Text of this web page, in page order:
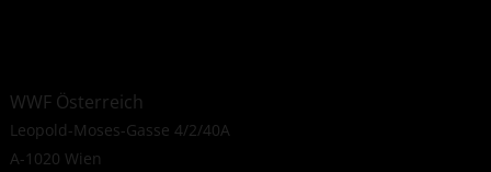
WWF Österreich
Leopold-Moses-Gasse 4/2/40A
A-1020 Wien